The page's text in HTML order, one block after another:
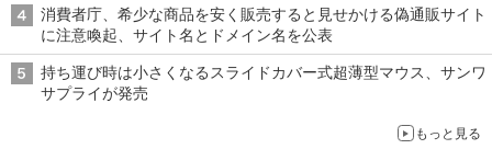
消費者庁、希少な商品を安く販売すると見せかける偽通販サイト
に注意喚起、サイト名とドメイン名を公表
持ち運び時は小さくなるスライドカバー式超薄型マウス、サンワ
サプライが発売
もっと見る